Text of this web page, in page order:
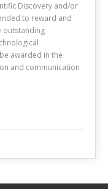
Discovery and/or
to reward and
outstanding
awarded in the
and communication